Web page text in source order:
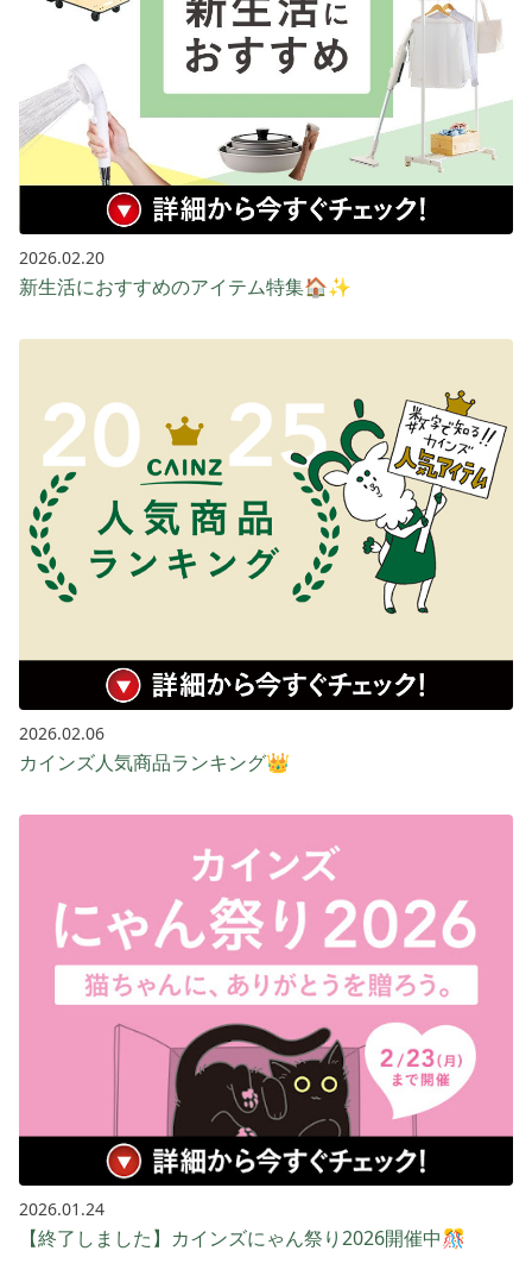
2026.02.20
新生活におすすめのアイテム特集🏠✨
2026.02.06
カインズ人気商品ランキング👑
2026.01.24
【終了しました】カインズにゃん祭り2026開催中🎊